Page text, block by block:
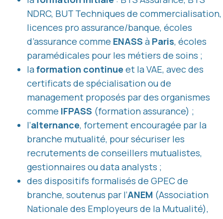
NDRC, BUT Techniques de commercialisation,
licences pro assurance/banque, écoles
d’assurance comme ENASS à Paris, écoles
paramédicales pour les métiers de soins ;
laformation continue et la VAE, avec des
certificats de spécialisation ou de
management proposés par des organismes
comme IFPASS (formation assurance) ;
l’alternance, fortement encouragée par la
branche mutualité, pour sécuriser les
recrutements de conseillers mutualistes,
gestionnaires ou data analysts ;
des dispositifs formalisés de GPEC de
branche, soutenus par l’ANEM (Association
Nationale des Employeurs de la Mutualité),